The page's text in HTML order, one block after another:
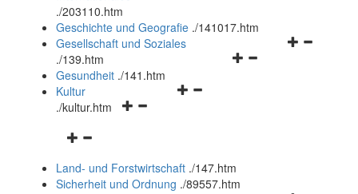
und
schließen
./203110.htm
Geschichte und Geografie ./141017.htm
Navigationsmenü
Gesellschaft und Soziales
./139.htm
Navigationsmenü
Gesundheit ./141.htm
Navigationsmenü
Kultur
./kultur.htm
Navigationsmenü
und
schließen
Land- und Forstwirtschaft ./147.htm
Sicherheit und Ordnung ./89557.htm